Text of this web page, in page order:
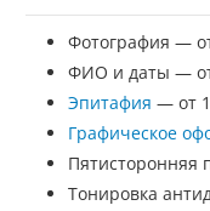
Фотография —
ФИО и даты —
Эпитафия — от
Графическое
Пятисторонняя
Тонировка